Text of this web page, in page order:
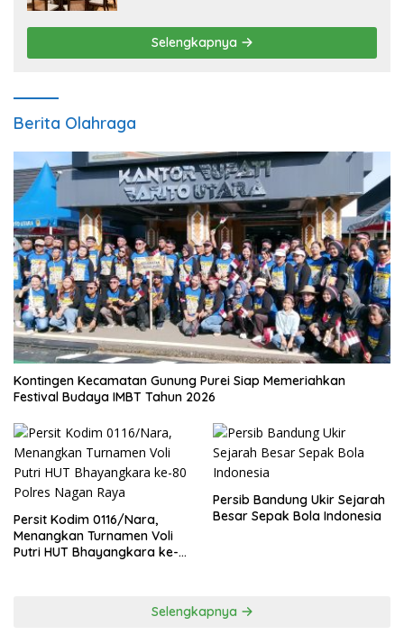
Selengkapnya
Berita Olahraga
Kontingen Kecamatan Gunung Purei Siap Memeriahkan
Festival Budaya IMBT Tahun 2026
Persit Kodim 0116/Nara,
Menangkan Turnamen Voli
Putri HUT Bhayangkara ke-
Persib Bandung Ukir Sejarah
Besar Sepak Bola Indonesia
Selengkapnya